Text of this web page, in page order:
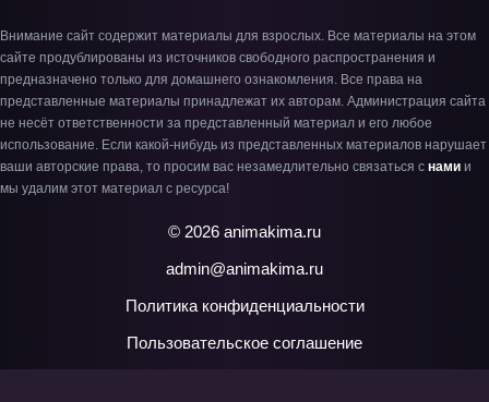
Внимание сайт содержит материалы для взрослых. Все материалы на этом
сайте продублированы из источников свободного распространения и
предназначено только для домашнего ознакомления. Все права на
представленные материалы принадлежат их авторам. Администрация сайта
не несёт ответственности за представленный материал и его любое
использование. Если какой-нибудь из представленных материалов нарушает
ваши авторские права, то просим вас незамедлительно связаться с нами и
мы удалим этот материал с ресурса!
© 2026 animakima.ru
admin@animakima.ru
Политика конфиденциальности
Пользовательское соглашение